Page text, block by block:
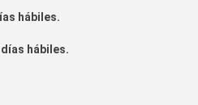
hábiles.
días hábiles.